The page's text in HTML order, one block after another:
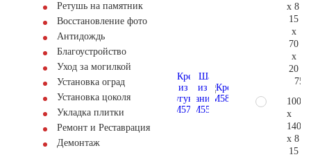
Ретушь на памятник
Восстановление фото
Антидождь
Благоустройство
Уход за могилкой
Установка оград
Установка цоколя
Укладка плитки
Ремонт и Реставрация
Демонтаж
x 8
15
x
70
x
20
100
x
140
x 8
15